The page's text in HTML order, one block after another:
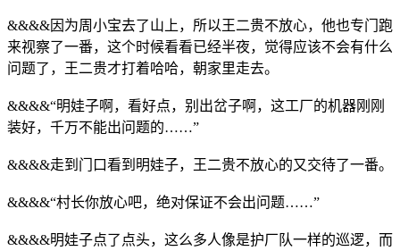
&&&&因为周小宝去了山上，所以王二贵不放心，他也专门跑
来视察了一番，这个时候看看已经半夜，觉得应该不会有什么
问题了，王二贵才打着哈哈，朝家里走去。
&&&&“明娃子啊，看好点，别出岔子啊，这工厂的机器刚刚
装好，千万不能出问题的……”
&&&&走到门口看到明娃子，王二贵不放心的又交待了一番。
&&&&“村长你放心吧，绝对保证不会出问题……”
&&&&明娃子点了点头，这么多人像是护厂队一样的巡逻，而